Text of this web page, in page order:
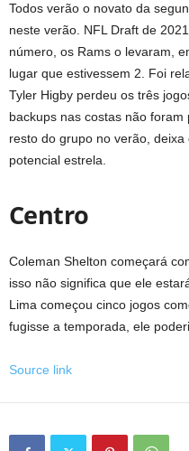
Todos verão o novato da
neste verão. NFL Draft de
número, os Rams o levaram,
lugar que estivessem 2. Foi
Tyler Higby perdeu os três
backups nas costas não
resto do grupo no verão,
potencial estrela.
Centro
Coleman Shelton começará
isso não significa que ele
Lima começou cinco jogos
fugisse a temporada, ele
Source link